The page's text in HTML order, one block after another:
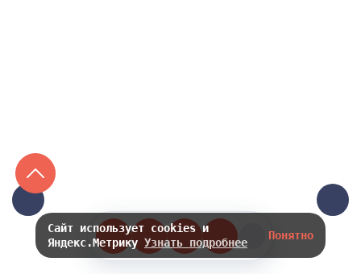
Сайт использует cookies и
Яндекс.Метрику Узнать подробнее
Понятно